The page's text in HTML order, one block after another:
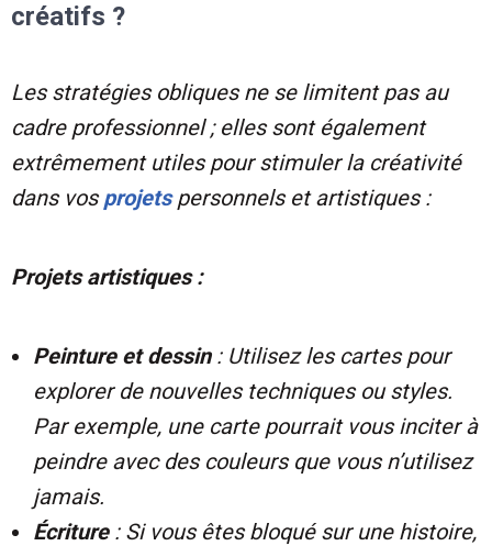
créatifs ?
Les stratégies obliques ne se limitent pas au
cadre professionnel ; elles sont également
extrêmement utiles pour stimuler la créativité
dans vosprojetspersonnels et artistiques :
Projets artistiques :
Peinture et dessin: Utilisez les cartes pour
explorer de nouvelles techniques ou styles.
Par exemple, une carte pourrait vous inciter à
peindre avec des couleurs que vous n’utilisez
jamais.
Écriture: Si vous êtes bloqué sur une histoire,